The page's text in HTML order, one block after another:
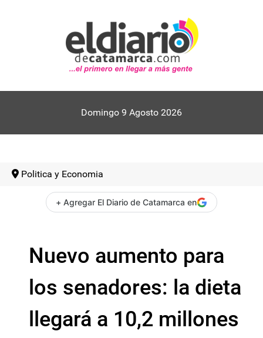
Domingo 9 Agosto 2026
Politica y Economia
+ Agregar El Diario de Catamarca en
Nuevo aumento para
los senadores: la dieta
llegará a 10,2 millones